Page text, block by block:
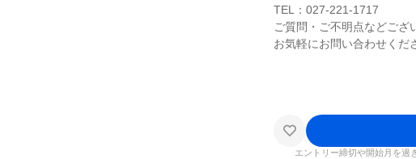
TEL：027-221-1717
ご質問・ご不明点などござ
お気軽にお問い合わせくだ
エントリー締切や開始月を過